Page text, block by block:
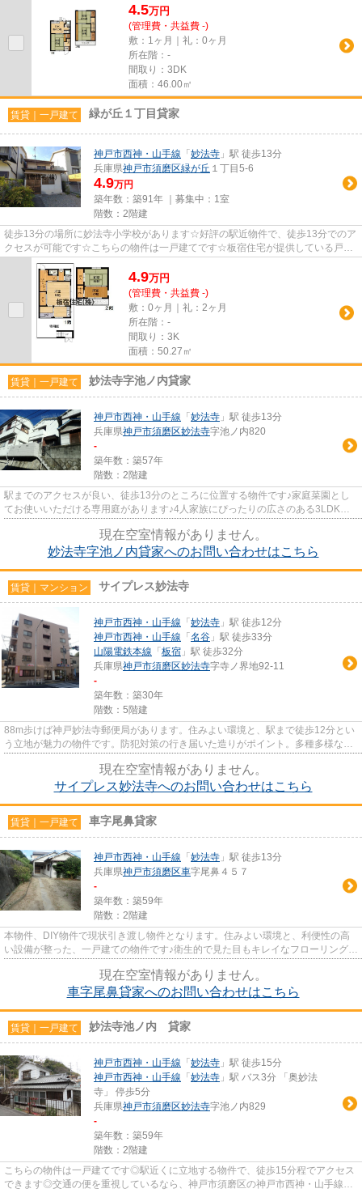
4.5万円
(管理費・共益費 -)
敷：1ヶ月｜礼：0ヶ月
所在階：-
間取り：3DK
面積：46.00㎡
賃貸｜一戸建て 緑が丘１丁目貸家
神戸市西神・山手線 「 妙法寺 」駅 徒歩13分
兵庫県神戸市須磨区緑が丘 １丁目5-6
4.9万円
築年数：築91年 ｜募集中： 1室
階数：2階建
徒歩13分の場所に妙法寺小学校があります☆好評の駅近物件で、徒歩13分でのア
クセスが可能です☆こちらの物件は一戸建てです☆板宿住宅が提供している戸建
て情報は神戸市西神・山手線妙法...
4.9万円
(管理費・共益費 -)
敷：0ヶ月｜礼：2ヶ月
所在階：-
間取り：3K
面積：50.27㎡
賃貸｜一戸建て 妙法寺字池ノ内貸家
神戸市西神・山手線 「 妙法寺 」駅 徒歩13分
兵庫県神戸市須磨区妙法寺字池ノ内820
-
築年数：築57年
階数：2階建
駅までのアクセスが良い、徒歩13分のところに位置する物件です♪家庭菜園とし
てお使いいただける専用庭があります♪4人家族にぴったりの広さのある3LDKの
現在空室情報がありません。
妙法寺字池ノ内貸家へのお問い合わせはこちら
賃貸｜マンション サイプレス妙法寺
神戸市西神・山手線 「 妙法寺 」駅 徒歩12分
神戸市西神・山手線 「 名谷 」駅 徒歩33分
山陽電鉄本線 「 板宿 」駅 徒歩32分
兵庫県神戸市須磨区妙法寺字寺ノ界地92-11
-
築年数：築30年
階数：5階建
88m歩けば神戸妙法寺郵便局があります。住みよい環境と、駅まで徒歩12分とい
う立地が魅力の物件です。防犯対策の行き届いた造りがポイント。多種多様な賃
現在空室情報がありません。
サイプレス妙法寺へのお問い合わせはこちら
賃貸｜一戸建て 車字尾鼻貸家
神戸市西神・山手線 「 妙法寺 」駅 徒歩13分
兵庫県神戸市須磨区車字尾鼻４５７
-
築年数：築59年
階数：2階建
本物件、DIY物件で現状引き渡し物件となります。住みよい環境と、利便性の高
い設備が整った、一戸建ての物件です♪衛生的で見た目もキレイなフローリング設
現在空室情報がありません。
車字尾鼻貸家へのお問い合わせはこちら
賃貸｜一戸建て 妙法寺池ノ内 貸家
神戸市西神・山手線 「 妙法寺 」駅 徒歩15分
神戸市西神・山手線 「 妙法寺 」駅 バス3分 「奥妙法
寺」 停歩5分
兵庫県神戸市須磨区妙法寺字池ノ内829
-
築年数：築59年
階数：2階建
こちらの物件は一戸建てです◎駅近くに立地する物件で、徒歩15分程でアクセス
できます◎交通の便を重視しているなら、神戸市須磨区の神戸市西神・山手線妙